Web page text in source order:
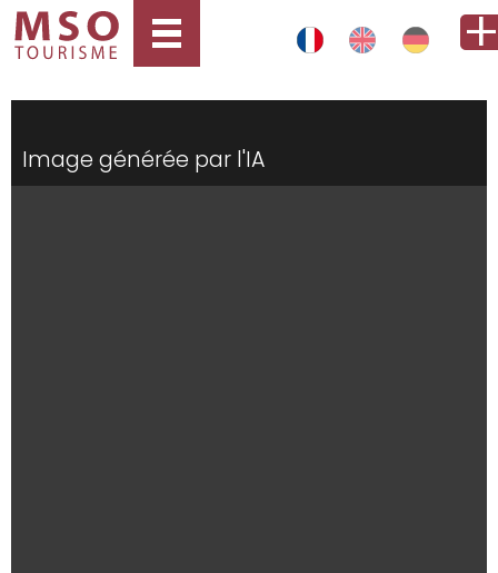
Image générée par l'IA